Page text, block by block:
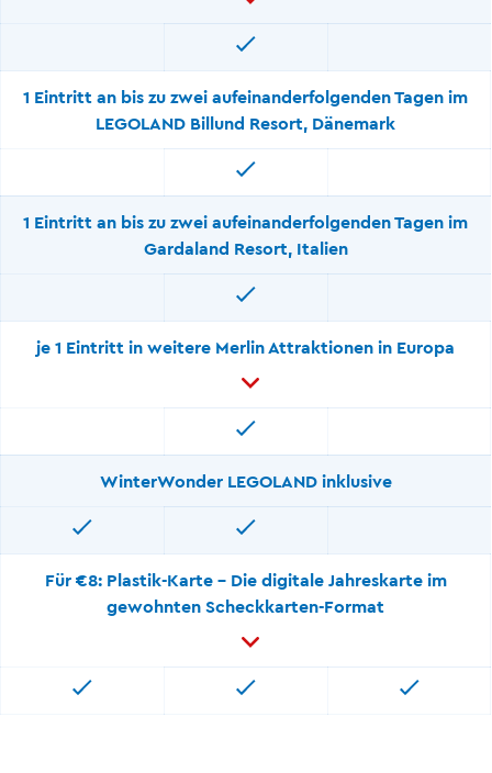
1 Eintritt an bis zu zwei aufeinanderfolgenden Tagen im
LEGOLAND Billund Resort, Dänemark
1 Eintritt an bis zu zwei aufeinanderfolgenden Tagen im
Gardaland Resort, Italien
je 1 Eintritt in weitere Merlin Attraktionen in Europa
WinterWonder LEGOLAND inklusive
Für €8: Plastik-Karte - Die digitale Jahreskarte im
gewohnten Scheckkarten-Format